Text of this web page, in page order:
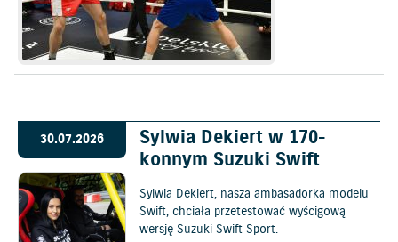
30.07.2026
Sylwia Dekiert w 170-
konnym Suzuki Swift
Sylwia Dekiert, nasza ambasadorka modelu
Swift, chciała przetestować wyścigową
wersję Suzuki Swift Sport.